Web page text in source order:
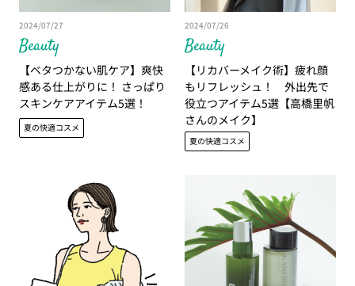
Beauty
2024/07/27
【ベタつかない肌ケア】爽快
感ある仕上がりに！ さっぱり
スキンケアアイテム5選！
夏の快適コスメ
Beauty
2024/07/26
【リカバーメイク術】疲れ顔
もリフレッシュ！ 外出先で
役立つアイテム5選【高橋里帆
さんのメイク】
夏の快適コスメ